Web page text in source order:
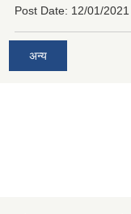
Post Date: 12/01/
अन्य